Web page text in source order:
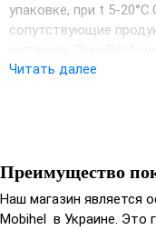
упакoвке, при t 5-
сопутствующие
Читать далее
Преимущество
Наш магазин является
Mobihel в Украине. Это